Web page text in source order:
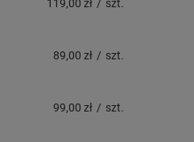
119,00 zł / szt.
89,00 zł / szt.
99,00 zł / szt.